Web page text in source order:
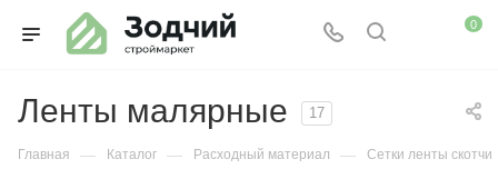
0
Ленты малярные 17
Главная — Каталог — Расходный материал — Сетки ленты скотчи